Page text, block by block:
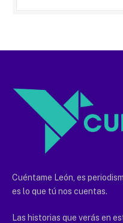
Cuéntame León, es
es lo que tú nos cuentas.
Las historias que verás en